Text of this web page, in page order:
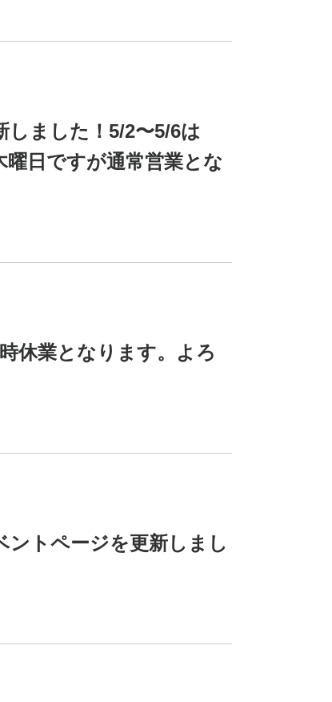
しました！5/2〜5/6は
曜日ですが通常営業とな
休業となります。よろ
ントページを更新しまし